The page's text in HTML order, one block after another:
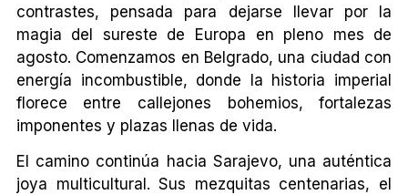
contrastes, pensada para dejarse llevar por la
magia del sureste de Europa en pleno mes de
agosto. Comenzamos en Belgrado, una ciudad con
energía incombustible, donde la historia imperial
florece entre callejones bohemios, fortalezas
imponentes y plazas llenas de vida.
El camino continúa hacia Sarajevo, una auténtica
joya multicultural. Sus mezquitas centenarias, el